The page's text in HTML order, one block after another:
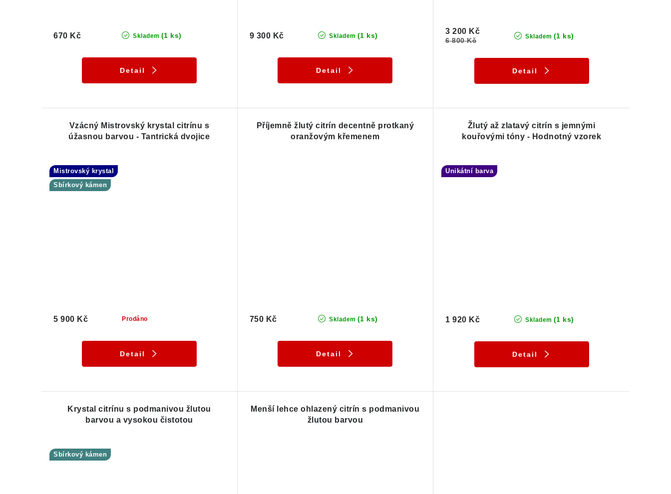
Skladem (1 ks)
670 Kč
Detail
Skladem (1 ks)
9 300 Kč
Detail
Skladem (1 ks)
3 200 Kč
6 800 Kč
Detail
Vzácný Mistrovský krystal citrínu s
úžasnou barvou - Tantrická dvojice
Mistrovský krystal
Sbírkový kámen
Prodáno
5 900 Kč
Detail
Příjemně žlutý citrín decentně protkaný
oranžovým křemenem
Skladem (1 ks)
750 Kč
Detail
Žlutý až zlatavý citrín s jemnými
kouřovými tóny - Hodnotný vzorek
Unikátní barva
Skladem (1 ks)
1 920 Kč
Detail
Krystal citrínu s podmanivou žlutou
barvou a vysokou čistotou
Sbírkový kámen
Menší lehce ohlazený citrín s podmanivou
žlutou barvou